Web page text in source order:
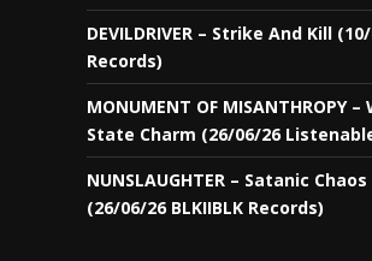
DEVILDRIVER – Strike And Kill
Records)
MONUMENT OF MISANTHROPY
State Charm (26/06/26
NUNSLAUGHTER – Satanic
(26/06/26 BLKIIBLK Records)